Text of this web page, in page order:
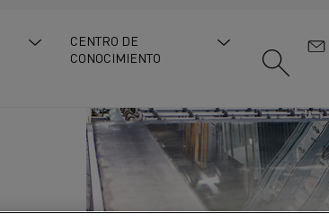
CENTRO DE
CONOCIMIENTO
: